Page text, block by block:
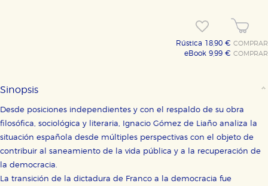
Rústica 18,90 € COMPRAR
eBook 9,99 € COMPRAR
Sinopsis
Desde posiciones independientes y con el respaldo de su obra
filosófica, sociológica y literaria, Ignacio Gómez de Liaño analiza la
situación española desde múltiples perspectivas con el objeto de
contribuir al saneamiento de la vida pública y a la recuperación de
la democracia.
La transición de la dictadura de Franco a la democracia fue